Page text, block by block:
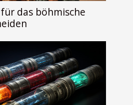
das böhmische